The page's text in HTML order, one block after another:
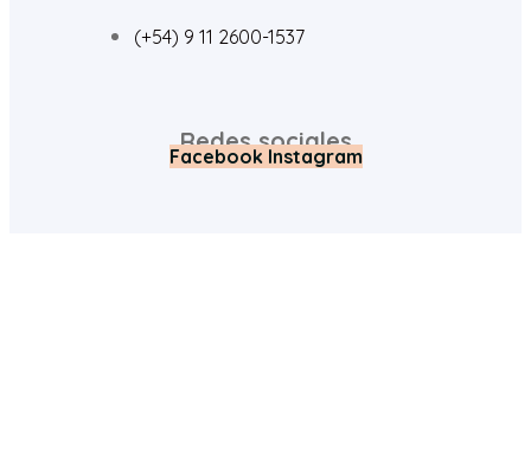
(+54) 9 11 2600-1537
Redes sociales
Facebook Instagram